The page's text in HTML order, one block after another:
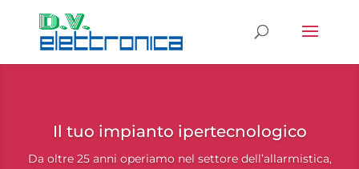
Il tuo impianto ipertecnologico
Da oltre 25 anni operiamo nel settore dell’allarmistica,